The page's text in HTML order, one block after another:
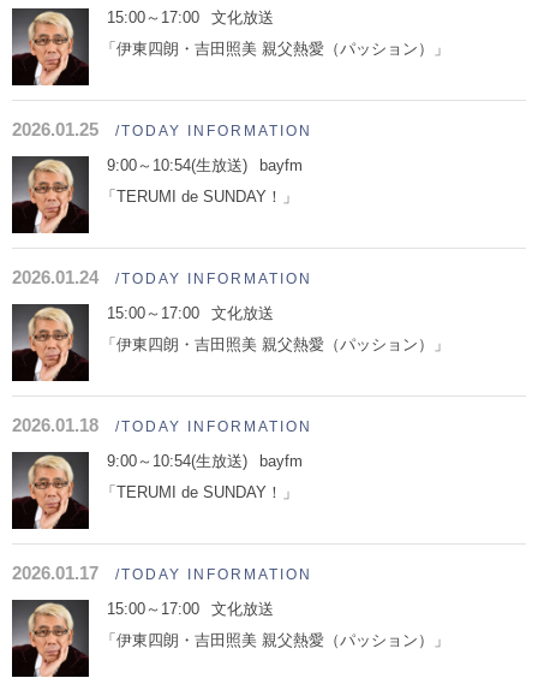
15:00～17:00
文化放送
「伊東四朗・吉田照美 親父熱愛（パッション）」
2026.01.25 /TODAY INFORMATION
9:00～10:54(生放送)
bayfm
「TERUMI de SUNDAY！」
2026.01.24 /TODAY INFORMATION
15:00～17:00
文化放送
「伊東四朗・吉田照美 親父熱愛（パッション）」
2026.01.18 /TODAY INFORMATION
9:00～10:54(生放送)
bayfm
「TERUMI de SUNDAY！」
2026.01.17 /TODAY INFORMATION
15:00～17:00
文化放送
「伊東四朗・吉田照美 親父熱愛（パッション）」